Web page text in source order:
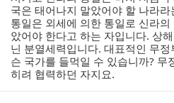
간
국은 태어나지 말았어야 할 나라
통일은 외세에 의한 통일로 신라
았어야 한다고 하는 자입니다. 상
닌 분열세력입니다. 대표적인 무
슨 국가를 들먹일 수 있습니까? 무
히려 협력하던 자지요.